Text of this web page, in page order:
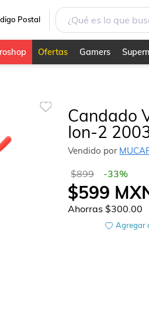
Postal
Ofertas Gamers
Candado
Ion-2
Vendido por
$899 -33%
$599
Ahorras$300.00
Agregar